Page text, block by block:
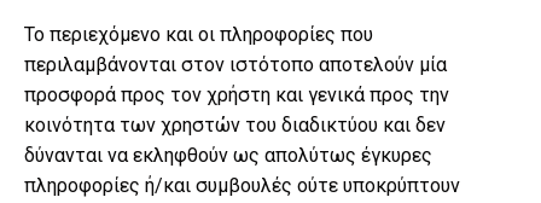
Το περιεχόμενο και οι πληροφορίες που
περιλαμβάνονται στον ιστότοπο αποτελούν μία
προσφορά προς τον χρήστη και γενικά προς την
κοινότητα των χρηστών του διαδικτύου και δεν
δύνανται να εκληφθούν ως απολύτως έγκυρες
πληροφορίες ή/και συμβουλές ούτε υποκρύπτουν